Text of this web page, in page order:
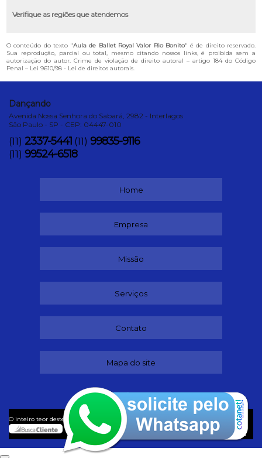
Verifique as regiões que atendemos
O conteúdo do texto "Aula de Ballet Royal Valor Rio Bonito" é de direito reservado.
Sua reprodução, parcial ou total, mesmo citando nossos links, é proibida sem a
autorização do autor. Crime de violação de direito autoral – artigo 184 do Código
Penal – Lei 9610/98 - Lei de direitos autorais.
Dançando
Avenida Nossa Senhora do Sabará, 2982 - Interlagos
São Paulo - SP - CEP: 04447-010
(11) 2337-5441 (11) 99835-9116
(11) 99524-6518
Home
Empresa
Missão
Serviços
Contato
Mapa do site
O inteiro teor deste site está sujeito à proteção de direitos autorais. Copyright
Dançando (Lei 9610 de 19/02/1998)